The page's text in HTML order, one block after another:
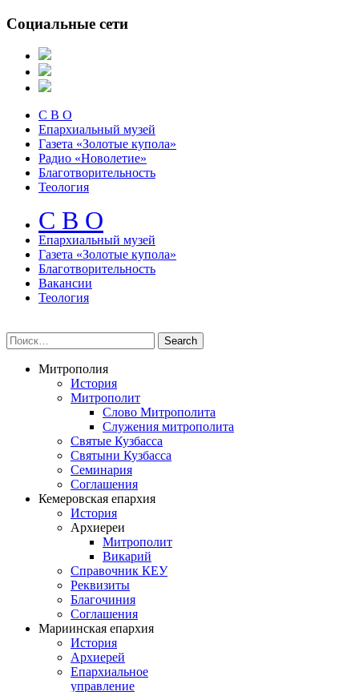
Социальные сети
С В О
Епархиальный музей
Газета «Золотые купола»
Радио «Новолетие»
Благотворительность
Теология
С В О
Епархиальный музeй
Газета «Золотые купола»
Благотворительность
Вакансии
Теология
Митрополия
История
Митрополит
Слово Митрополита
Служения митрополита
Святые Кузбасса
Святыни Кузбасса
Семинария
Соглашения
Кемеровская епархия
История
Архиереи
Митрополит
Викарий
Справочник КЕУ
Реквизиты
Благочиния
Соглашения
Мариинская епархия
История
Архиерей
Епархиальное
управление